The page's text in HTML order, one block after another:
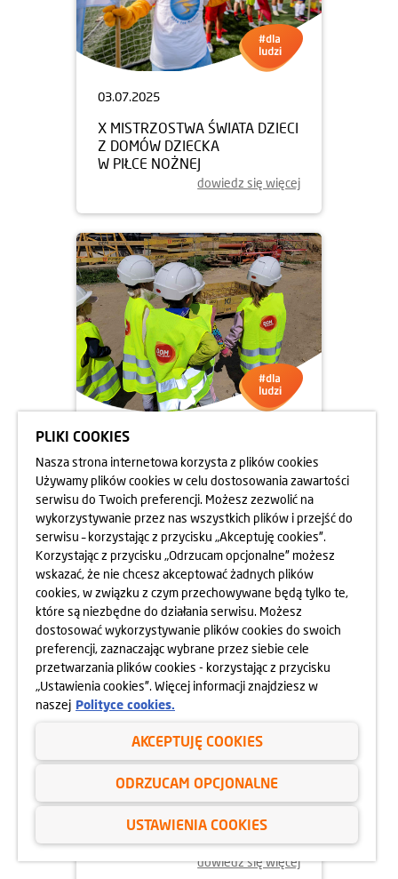
03.07.2025
X MISTRZOSTWA ŚWIATA DZIECI
Z DOMÓW DZIECKA
W PIŁCE NOŻNEJ
dowiedz się więcej
13.06.2025
UCZNIOWIE NA BUDOWIE
OSIEDLA RAPSODIA
dowiedz się więcej
05.06.2025
DBAMY O FORMĘ STRAŻAKÓW
dowiedz się więcej
PLIKI COOKIES
Nasza strona internetowa korzysta z plików cookies
Używamy plików cookies w celu dostosowania zawartości
serwisu do Twoich preferencji. Możesz zezwolić na
wykorzystywanie przez nas wszystkich plików i przejść do
serwisu – korzystając z przycisku „Akceptuję cookies”.
Korzystając z przycisku „Odrzucam opcjonalne” możesz
wskazać, że nie chcesz akceptować żadnych plików
cookies, w związku z czym przechowywane będą tylko te,
które są niezbędne do działania serwisu. Możesz
dostosować wykorzystywanie plików cookies do swoich
preferencji, zaznaczając wybrane przez siebie cele
przetwarzania plików cookies - korzystając z przycisku
„Ustawienia cookies”. Więcej informacji znajdziesz w
naszej Polityce cookies.
AKCEPTUJĘ COOKIES
ODRZUCAM OPCJONALNE
USTAWIENIA COOKIES